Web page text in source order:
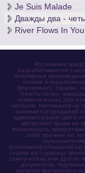
Je Suis Malade
Дважды два -
River Flows In You
Нотомания
разрабатывается с
популярных
основе в
фортепиано, скрипки,
(тексты песен,
исключительно для
авторам. Нотомания не
занимается продажей
администрация сайта
авторского права
возможность
либо причине не
ссылки на страницу
самоучитель или другое
документов,
наличия претензии к